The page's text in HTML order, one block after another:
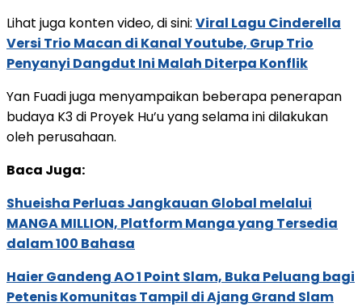
Lihat juga konten video, di sini: Viral Lagu Cinderella
Versi Trio Macan di Kanal Youtube, Grup Trio
Penyanyi Dangdut Ini Malah Diterpa Konflik
Yan Fuadi juga menyampaikan beberapa penerapan
budaya K3 di Proyek Hu’u yang selama ini dilakukan
oleh perusahaan.
Baca Juga:
Shueisha Perluas Jangkauan Global melalui
MANGA MILLION, Platform Manga yang Tersedia
dalam 100 Bahasa
Haier Gandeng AO 1 Point Slam, Buka Peluang bagi
Petenis Komunitas Tampil di Ajang Grand Slam